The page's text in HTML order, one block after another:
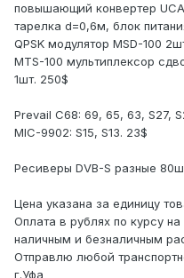
повышающий конвертер
тарелка d=0,6м, блок
QPSK модулятор MSD-100
MTS-100 мультиплексор
1шт. 250$
Prevail C68: 69, 65, 63, S27,
MIC-9902: S15, S13. 23$
Ресиверы DVB-S разные
Цена указана за единицу
Оплата в рублях по курсу на
наличным и безналичным
Отправлю любой
г.Уфа